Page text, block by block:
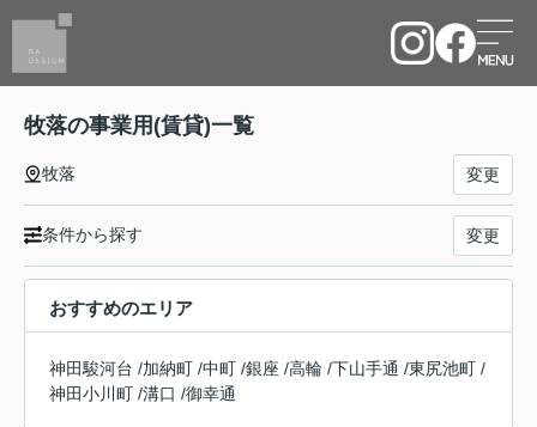
牧落の事業用(賃貸)一覧
牧落 変更
条件から探す 変更
おすすめのエリア
神田駿河台 /加納町 /中町 /銀座 /高輪 /下山手通 /東尻池町 /
神田小川町 /溝口 /御幸通